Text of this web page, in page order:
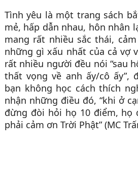
Tình yêu là một trang sách
mẻ, hấp dẫn nhau, hôn nhân
mang rất nhiều sắc thái,
những gì xấu nhất của cả vợ
rất nhiều người đều nói “sau
thất vọng về anh ấy/cô ấy”,
bạn không học cách thích
nhận những điều đó, “khi ở
đừng đòi hỏi họ 10 điểm, họ
phải cảm ơn Trời Phật” (MC